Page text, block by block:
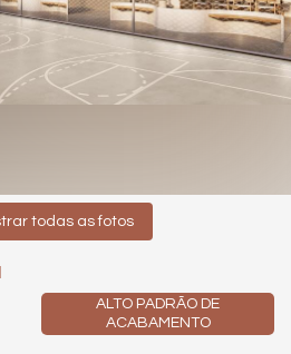
todas as fotos
ALTO PADRÃO DE
ACABAMENTO